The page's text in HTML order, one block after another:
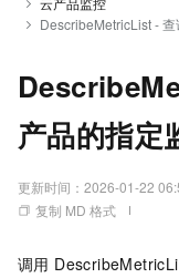
DescribeMetricList -
产品的指定
更新时间： 2026-01-22
复制 MD 格式
调用